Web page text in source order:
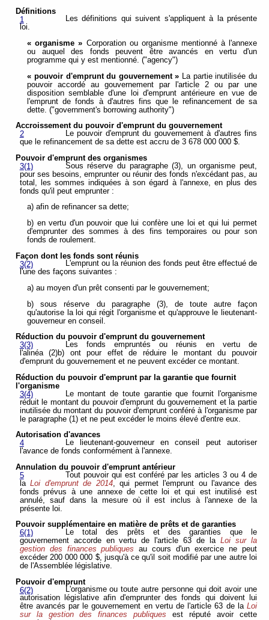
Définitions
1
Les définitions qui suivent s'appliquent à la présente
loi.
« organisme » Corporation ou organisme mentionné à l'annexe
ou auquel des fonds peuvent être avancés en vertu d'un
programme qui y est mentionné. ("agency")
« pouvoir d'emprunt du gouvernement » La partie inutilisée du
pouvoir accordé au gouvernement par l'article 2 ou par une
disposition semblable d'une loi d'emprunt antérieure en vue de
l'emprunt de fonds à d'autres fins que le refinancement de sa
dette. ("government's borrowing authority")
Accroissement du pouvoir d'emprunt du gouvernement
2
Le pouvoir d'emprunt du gouvernement à d'autres fins
que le refinancement de sa dette est accru de 3 678 000 000 $.
Pouvoir d'emprunt des organismes
3(1)
Sous réserve du paragraphe (3), un organisme peut,
pour ses besoins, emprunter ou réunir des fonds n'excédant pas, au
total, les sommes indiquées à son égard à l'annexe, en plus des
fonds qu'il peut emprunter :
a) afin de refinancer sa dette;
b) en vertu d'un pouvoir que lui confère une loi et qui lui permet
d'emprunter des sommes à des fins temporaires ou pour son
fonds de roulement.
Façon dont les fonds sont réunis
3(2)
L'emprunt ou la réunion des fonds peut être effectué de
l'une des façons suivantes :
a) au moyen d'un prêt consenti par le gouvernement;
b) sous réserve du paragraphe (3), de toute autre façon
qu'autorise la loi qui régit l'organisme et qu'approuve le lieutenant-
gouverneur en conseil.
Réduction du pouvoir d'emprunt du gouvernement
3(3)
Les fonds empruntés ou réunis en vertu de
l'alinéa (2)b) ont pour effet de réduire le montant du pouvoir
d'emprunt du gouvernement et ne peuvent excéder ce montant.
Réduction du pouvoir d'emprunt par la garantie que fournit
l'organisme
3(4)
Le montant de toute garantie que fournit l'organisme
réduit le montant du pouvoir d'emprunt du gouvernement et la partie
inutilisée du montant du pouvoir d'emprunt conféré à l'organisme par
le paragraphe (1) et ne peut excéder le moins élevé d'entre eux.
Autorisation d'avances
4
Le lieutenant-gouverneur en conseil peut autoriser
l'avance de fonds conformément à l'annexe.
Annulation du pouvoir d'emprunt antérieur
5
Tout pouvoir qui est conféré par les articles 3 ou 4 de
laLoi d'emprunt de 2014, qui permet l'emprunt ou l'avance des
fonds prévus à une annexe de cette loi et qui est inutilisé est
annulé, sauf dans la mesure où il est inclus à l'annexe de la
présente loi.
Pouvoir supplémentaire en matière de prêts et de garanties
6(1)
Le total des prêts et des garanties que le
gouvernement accorde en vertu de l'article 63 de laLoi sur la
gestion des finances publiques
au cours d'un exercice ne peut
excéder 200 000 000 $, jusqu'à ce qu'il soit modifié par une autre loi
de l'Assemblée législative.
Pouvoir d'emprunt
6(2)
L'organisme ou toute autre personne qui doit avoir une
autorisation législative afin d'emprunter des fonds qui doivent lui
être avancés par le gouvernement en vertu de l'article 63 de la Loi
sur la gestion des finances publiques est réputé avoir cette